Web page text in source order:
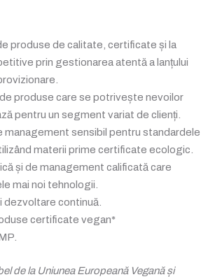
produse de calitate, certificate și la
prin gestionarea atentă a lanțului
produse care se potrivește nevoilor
pentru un segment variat de clienți.
management sensibil pentru standardele
materii prime certificate ecologic.
și de management calificată care
mai noi tehnologii.
dezvoltare continuă.
certificate vegan*
de la Uniunea Europeană Vegană și